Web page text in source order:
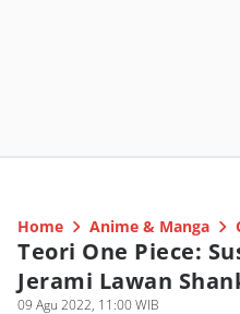
Home Anime & Manga
Teori One Piece:
Jerami Lawan
09 Agu 2022, 11:00 WIB